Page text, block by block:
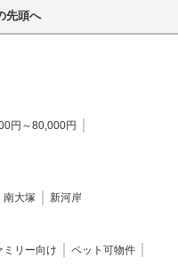
先頭へ
円～80,000円
南大塚 新河岸
ミリー向け
ペット可物件